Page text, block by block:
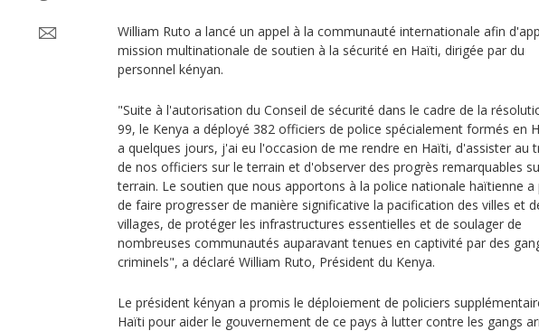
William Ruto a lancé un appel à la communauté internationale afin
mission multinationale de soutien à la sécurité en Haïti, dirigée par du
personnel kényan.
"Suite à l'autorisation du Conseil de sécurité dans le cadre de la
99, le Kenya a déployé 382 officiers de police spécialement formés en
a quelques jours, j'ai eu l'occasion de me rendre en Haïti, d'assister au
de nos officiers sur le terrain et d'observer des progrès remarquables
terrain. Le soutien que nous apportons à la police nationale haïtienne a
de faire progresser de manière significative la pacification des villes et
villages, de protéger les infrastructures essentielles et de soulager de
nombreuses communautés auparavant tenues en captivité par des
criminels", a déclaré William Ruto, Président du Kenya.
Le président kényan a promis le déploiement de policiers
Haïti pour aider le gouvernement de ce pays à lutter contre les gangs